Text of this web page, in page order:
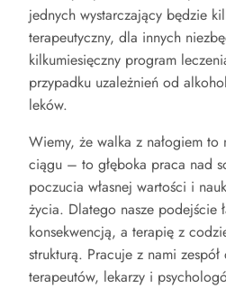
jednych wystarczający będzie
terapeutyczny, dla innych
kilkumiesięczny program
przypadku uzależnień od
leków.
Wiemy, że walka z nałogiem
ciągu – to głęboka praca nad
poczucia własnej wartości i
życia. Dlatego nasze podejście
konsekwencją, a terapię z
strukturą. Pracuje z nami
terapeutów, lekarzy i